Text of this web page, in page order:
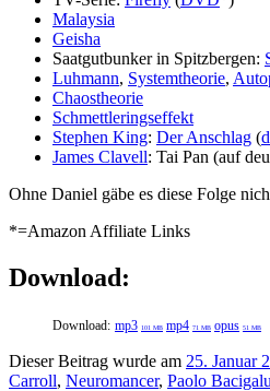
Malaysia
Geisha
Saatgutbunker in Spitzbergen:
Luhmann, Systemtheorie,
Chaostheorie
Schmettleringseffekt
Stephen King: Der Anschlag (
James Clavell: Tai Pan (auf
Ohne Daniel gäbe es diese Folge
*=Amazon Affiliate Links
Download:
Download: mp3 101 MB mp4 71 MB opus 51 MB
Dieser Beitrag wurde am 25. Januar
Carroll, Neuromancer, Paolo